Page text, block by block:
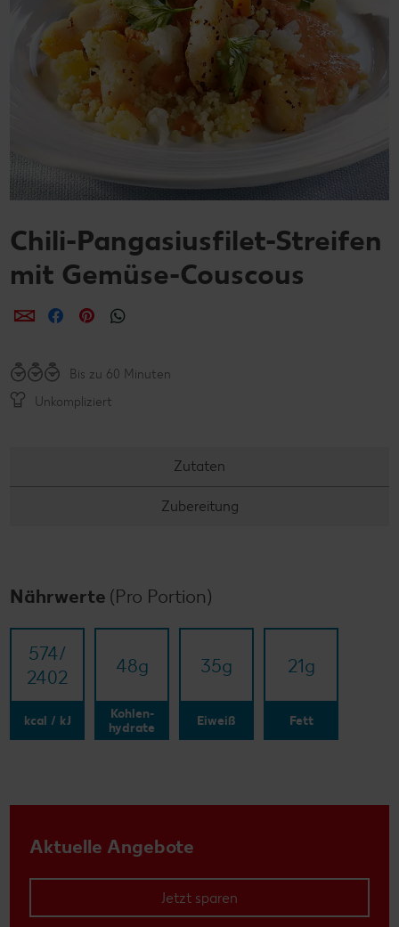
Chili-Pangasiusfilet-Streifen
mit Gemüse-Couscous
per E-Mail teilen
per Facebook teilen
per Pinterest teilen
Bis zu 60 Minuten
Unkompliziert
Zutaten
Zubereitung
Nährwerte (Pro Portion)
574/​
2402
kcal / kJ
48g
Kohlen-
hydrate
35g
Eiweiß
21g
Fett
Aktuelle Angebote
Jetzt sparen